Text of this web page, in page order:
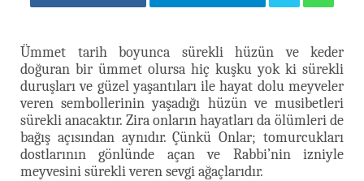
Ümmet tarih boyunca sürekli hüzün ve keder
doğuran bir ümmet olursa hiç kuşku yok ki sürekli
duruşları ve güzel yaşantıları ile hayat dolu meyveler
veren sembollerinin yaşadığı hüzün ve musibetleri
sürekli anacaktır. Zira onların hayatları da ölümleri de
bağış açısından aynıdır. Çünkü Onlar; tomurcukları
dostlarının gönlünde açan ve Rabbi’nin izniyle
meyvesini sürekli veren sevgi ağaçlarıdır.